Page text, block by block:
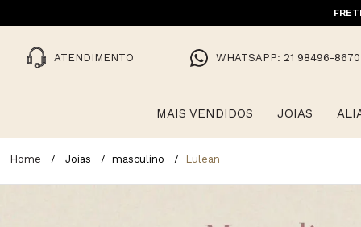
ATENDIMENTO WHATSAPP: 21 98496-8670
MAIS VENDIDOS JOIAS
Joias masculino Lulean